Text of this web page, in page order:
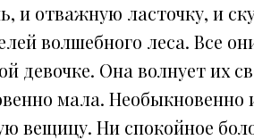
и отважную ласточку, и
волшебного леса. Все
девочке. Она волнует их
мала. Необыкновенно
вещицу. Ни спокойное